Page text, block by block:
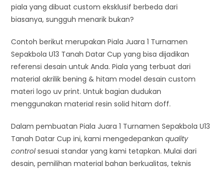
piala yang dibuat custom eksklusif berbeda dari
biasanya, sungguh menarik bukan?
Contoh berikut merupakan Piala Juara 1 Turnamen
Sepakbola U13 Tanah Datar Cup yang bisa dijadikan
referensi desain untuk Anda. Piala yang terbuat dari
material akrilik bening & hitam model desain custom
materi logo uv print. Untuk bagian dudukan
menggunakan material resin solid hitam doff.
Dalam pembuatan Piala Juara 1 Turnamen Sepakbola U13
Tanah Datar Cup ini, kami mengedepankanquality
controlsesuai standar yang kami tetapkan. Mulai dari
desain, pemilihan material bahan berkualitas, teknis